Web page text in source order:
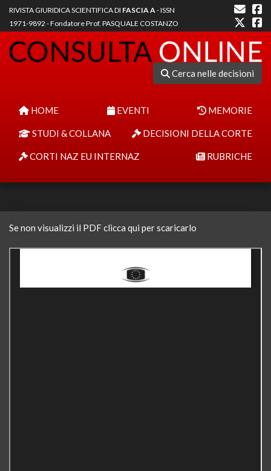
RIVISTA GIURIDICA SCIENTIFICA DI FASCIA A- ISSN
1971-9892 - Fondatore Prof. PASQUALE COSTANZO
Cerca nelle decisioni
HOME EVENTI MEMORIE
STUDI & COLLANA DECISIONI DELLA CORTE
CORTI NAZ EU INTERNAZ RUBRICHE
Se non visualizzi il PDF clicca qui per scaricarlo